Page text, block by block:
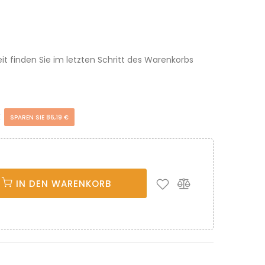
finden Sie im letzten Schritt des Warenkorbs
SPAREN SIE 86,19 €
IN DEN WARENKORB